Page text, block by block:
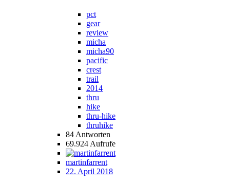
pct
gear
review
micha
micha90
pacific
crest
trail
2014
thru
hike
thru-hike
thruhike
84 Antworten
69.924 Aufrufe
martinfarrent
22. April 2018